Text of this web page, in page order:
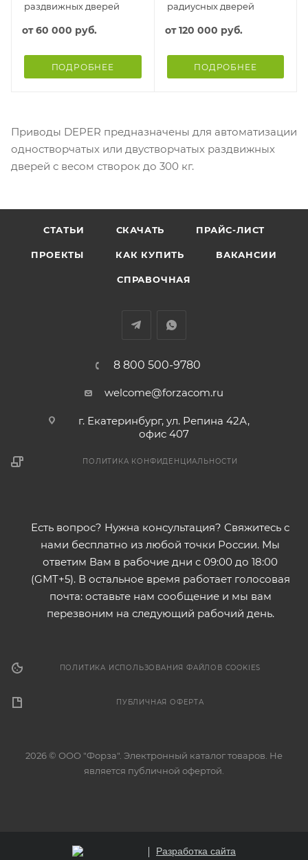
раздвижных дверей
от60 000 руб.
ПОДРОБНЕЕ
радиусных дверей
от120 000 руб.
ПОДРОБНЕЕ
Приводы DEPER предназначены для автоматизации
одностворчатых или двустворчатых раздвижных
дверей с весом створок до 300 кг.
СТАТЬИ СКАЧАТЬ ПРАЙС-ЛИСТ
ПРОЕКТЫ КАК КУПИТЬ ВАКАНСИИ
СПРАВОЧНАЯ
8 800 500-9780
welcome@forzacom.ru
г. Екатеринбург, ул. Репина 42А,
офис 407
ПОЛИТИКА КОНФИДЕНЦИАЛЬНОСТИ
Есть вопрос? Нужна консультация? Свяжитесь с
нами бесплатно из любой точки России. Мы
ответим Вам в рабочие дни с 09:00 до 18:00
(GMT+5). В остальное время работает голосовая
почта: оставьте нам сообщение и мы вам
перезвоним на следующий рабочий день.
ПОЛИТИКА ИСПОЛЬЗОВАНИЯ ФАЙЛОВ COOKIES
ПУБЛИЧНАЯ ОФЕРТА
2026 © ООО "Форза". Электронный каталог товаров. Не
является публичной офертой.
Разработка сайта